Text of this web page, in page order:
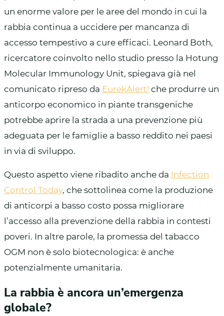
un enorme valore per le aree del mondo in cui la
rabbia continua a uccidere per mancanza di
accesso tempestivo a cure efficaci. Leonard Both,
ricercatore coinvolto nello studio presso la Hotung
Molecular Immunology Unit, spiegava già nel
comunicato ripreso da EurekAlert! che produrre un
anticorpo economico in piante transgeniche
potrebbe aprire la strada a una prevenzione più
adeguata per le famiglie a basso reddito nei paesi
in via di sviluppo.
Questo aspetto viene ribadito anche da Infection
Control Today, che sottolinea come la produzione
di anticorpi a basso costo possa migliorare
l’accesso alla prevenzione della rabbia in contesti
poveri. In altre parole, la promessa del tabacco
OGM non è solo biotecnologica: è anche
potenzialmente umanitaria.
La rabbia è ancora un’emergenza
globale?